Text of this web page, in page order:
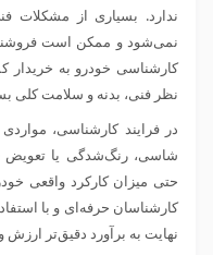
ندارد. بسیاری از مشکلات
نمی‌شود و ممکن است
کارشناسی خودرو به خریدار
نظر فنی، بدنه و سلامت کلی
در فرایند کارشناسی،
شاسی، رنگ‌شدگی یا تعویض
حتی میزان کارکرد واقعی
کارشناسان حرفه‌ای و با
نهایت به برآورد دقیق‌تر